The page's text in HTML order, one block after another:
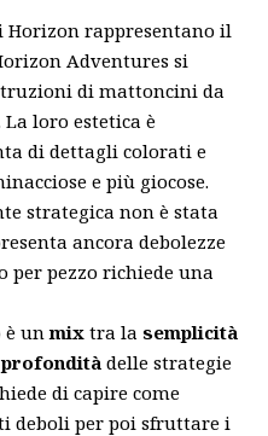
Horizon rappresentano il
Adventures si
di mattoncini da
La loro estetica è
di dettagli colorati e
e più giocose.
strategica non è stata
ancora debolezze
per pezzo richiede una
è unmix tra la semplicità
profondità delle strategie
di capire come
deboli per poi sfruttare i